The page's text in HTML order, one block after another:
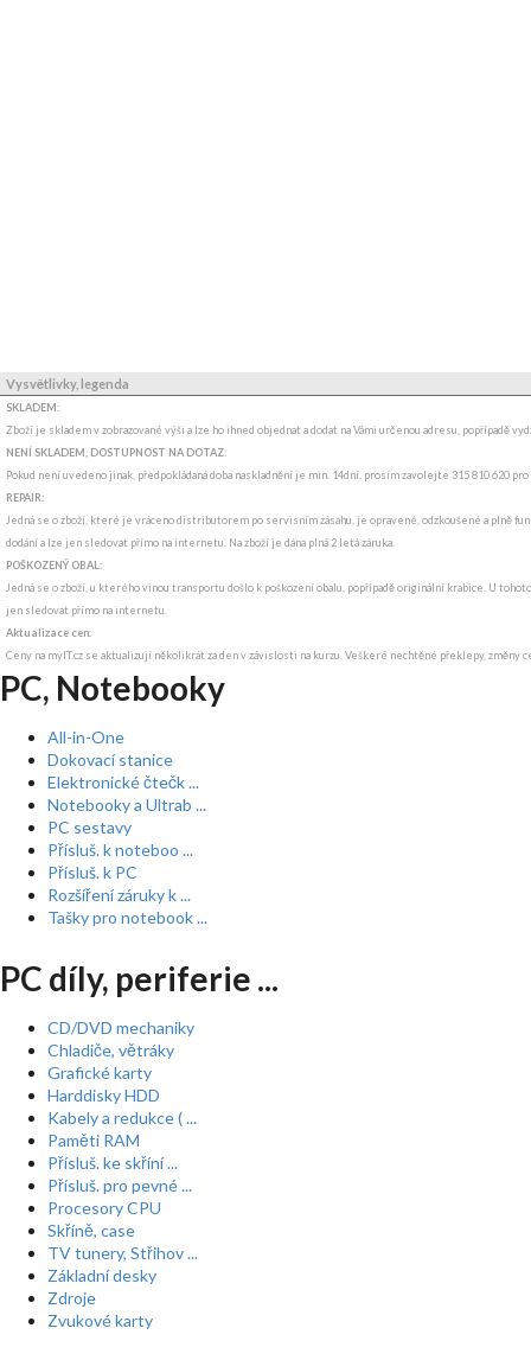
Vysvětlivky, legenda
SKLADEM:
Zboží je skladem v zobrazované výši a lze ho ihned objednat a dodat na Vámi určenou adresu, popřípadě
NENÍ SKLADEM, DOSTUPNOST NA DOTAZ:
Pokud není uvedeno jinak, předpokládaná doba naskladnění je min. 14dní, prosím zavolejte 315 810 620
REPAIR:
Jedná se o zboží, které je vráceno distributorem po servisním zásahu, je opravené, odzkoušené a plně
dodání a lze jen sledovat přímo na internetu. Na zboží je dána plná 2 letá záruka.
POŠKOZENÝ OBAL:
Jedná se o zboží, u kterého vinou transportu došlo k poškození obalu, popřípadě originální krabice. U
jen sledovat přímo na internetu.
Aktualizace cen:
Ceny na myIT.cz se aktualizují několikrát za den v závislosti na kurzu. Veškeré nechtěné překlepy, změny
PC, Notebooky
All-in-One
Dokovací stanice
Elektronické čtečk ...
Notebooky a Ultrab ...
PC sestavy
Přísluš. k noteboo ...
Přísluš. k PC
Rozšíření záruky k ...
Tašky pro notebook ...
PC díly, periferie ...
CD/DVD mechaniky
Chladiče, větráky
Grafické karty
Harddisky HDD
Kabely a redukce ( ...
Paměti RAM
Přísluš. ke skříní ...
Přísluš. pro pevné ...
Procesory CPU
Skříně, case
TV tunery, Střihov ...
Základní desky
Zdroje
Zvukové karty